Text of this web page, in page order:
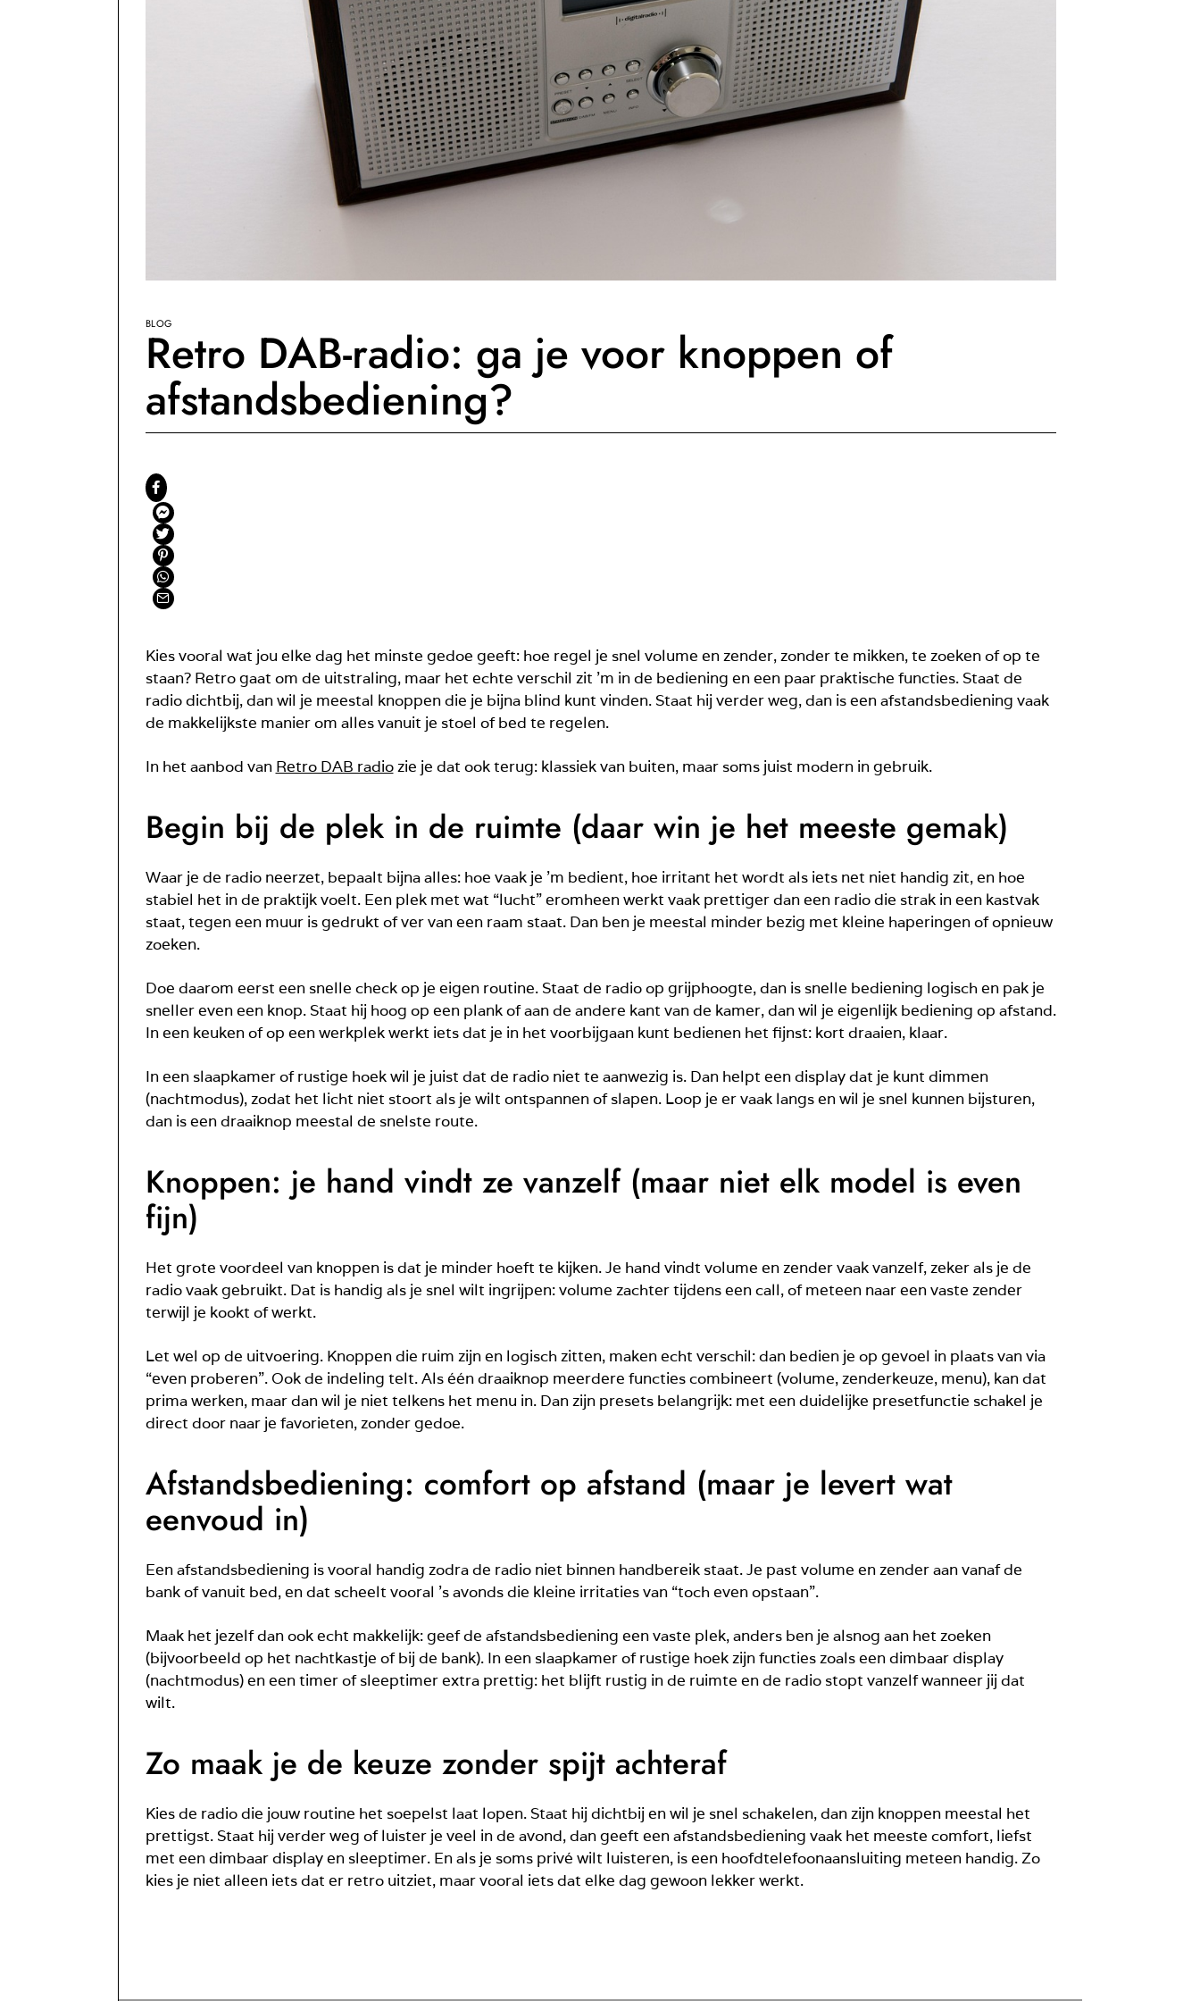
BLOG
Retro DAB-radio: ga je voor knoppen of
afstandsbediening?
Kies vooral wat jou elke dag het minste gedoe geeft: hoe regel je snel volume en zender, zonder te mikken, te zoeken of op te
staan? Retro gaat om de uitstraling, maar het echte verschil zit ’m in de bediening en een paar praktische functies. Staat de
radio dichtbij, dan wil je meestal knoppen die je bijna blind kunt vinden. Staat hij verder weg, dan is een afstandsbediening vaak
de makkelijkste manier om alles vanuit je stoel of bed te regelen.
In het aanbod van Retro DAB radiozie je dat ook terug: klassiek van buiten, maar soms juist modern in gebruik.
Begin bij de plek in de ruimte (daar win je het meeste gemak)
Waar je de radio neerzet, bepaalt bijna alles: hoe vaak je ’m bedient, hoe irritant het wordt als iets net niet handig zit, en hoe
stabiel het in de praktijk voelt. Een plek met wat “lucht” eromheen werkt vaak prettiger dan een radio die strak in een kastvak
staat, tegen een muur is gedrukt of ver van een raam staat. Dan ben je meestal minder bezig met kleine haperingen of opnieuw
zoeken.
Doe daarom eerst een snelle check op je eigen routine. Staat de radio op grijphoogte, dan is snelle bediening logisch en pak je
sneller even een knop. Staat hij hoog op een plank of aan de andere kant van de kamer, dan wil je eigenlijk bediening op afstand.
In een keuken of op een werkplek werkt iets dat je in het voorbijgaan kunt bedienen het fijnst: kort draaien, klaar.
In een slaapkamer of rustige hoek wil je juist dat de radio niet te aanwezig is. Dan helpt een display dat je kunt dimmen
(nachtmodus), zodat het licht niet stoort als je wilt ontspannen of slapen. Loop je er vaak langs en wil je snel kunnen bijsturen,
dan is een draaiknop meestal de snelste route.
Knoppen: je hand vindt ze vanzelf (maar niet elk model is even
fijn)
Het grote voordeel van knoppen is dat je minder hoeft te kijken. Je hand vindt volume en zender vaak vanzelf, zeker als je de
radio vaak gebruikt. Dat is handig als je snel wilt ingrijpen: volume zachter tijdens een call, of meteen naar een vaste zender
terwijl je kookt of werkt.
Let wel op de uitvoering. Knoppen die ruim zijn en logisch zitten, maken echt verschil: dan bedien je op gevoel in plaats van via
“even proberen”. Ook de indeling telt. Als één draaiknop meerdere functies combineert (volume, zenderkeuze, menu), kan dat
prima werken, maar dan wil je niet telkens het menu in. Dan zijn presets belangrijk: met een duidelijke presetfunctie schakel je
direct door naar je favorieten, zonder gedoe.
Afstandsbediening: comfort op afstand (maar je levert wat
eenvoud in)
Een afstandsbediening is vooral handig zodra de radio niet binnen handbereik staat. Je past volume en zender aan vanaf de
bank of vanuit bed, en dat scheelt vooral ’s avonds die kleine irritaties van “toch even opstaan”.
Maak het jezelf dan ook echt makkelijk: geef de afstandsbediening een vaste plek, anders ben je alsnog aan het zoeken
(bijvoorbeeld op het nachtkastje of bij de bank). In een slaapkamer of rustige hoek zijn functies zoals een dimbaar display
(nachtmodus) en een timer of sleeptimer extra prettig: het blijft rustig in de ruimte en de radio stopt vanzelf wanneer jij dat
wilt.
Zo maak je de keuze zonder spijt achteraf
Kies de radio die jouw routine het soepelst laat lopen. Staat hij dichtbij en wil je snel schakelen, dan zijn knoppen meestal het
prettigst. Staat hij verder weg of luister je veel in de avond, dan geeft een afstandsbediening vaak het meeste comfort, liefst
met een dimbaar display en sleeptimer. En als je soms privé wilt luisteren, is een hoofdtelefoonaansluiting meteen handig. Zo
kies je niet alleen iets dat er retro uitziet, maar vooral iets dat elke dag gewoon lekker werkt.